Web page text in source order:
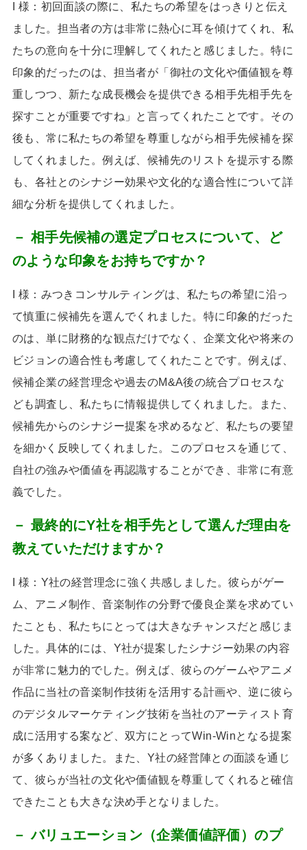
I 様：初回面談の際に、私たちの希望をはっきりと伝え
ました。担当者の方は非常に熱心に耳を傾けてくれ、私
たちの意向を十分に理解してくれたと感じました。特に
印象的だったのは、担当者が「御社の文化や価値観を尊
重しつつ、新たな成長機会を提供できる相手先相手先を
探すことが重要ですね」と言ってくれたことです。その
後も、常に私たちの希望を尊重しながら相手先候補を探
してくれました。例えば、候補先のリストを提示する際
も、各社とのシナジー効果や文化的な適合性について詳
細な分析を提供してくれました。
－ 相手先候補の選定プロセスについて、ど
のような印象をお持ちですか？
I 様：みつきコンサルティングは、私たちの希望に沿っ
て慎重に候補先を選んでくれました。特に印象的だった
のは、単に財務的な観点だけでなく、企業文化や将来の
ビジョンの適合性も考慮してくれたことです。例えば、
候補企業の経営理念や過去のM&A後の統合プロセスな
ども調査し、私たちに情報提供してくれました。また、
候補先からのシナジー提案を求めるなど、私たちの要望
を細かく反映してくれました。このプロセスを通じて、
自社の強みや価値を再認識することができ、非常に有意
義でした。
－ 最終的にY社を相手先として選んだ理由を
教えていただけますか？
I 様：Y社の経営理念に強く共感しました。彼らがゲー
ム、アニメ制作、音楽制作の分野で優良企業を求めてい
たことも、私たちにとっては大きなチャンスだと感じま
した。具体的には、 Y社が提案したシナジー効果の内容
が非常に魅力的でした。例えば、彼らのゲームやアニメ
作品に当社の音楽制作技術を活用する計画や、逆に彼ら
のデジタルマーケティング技術を当社のアーティスト育
成に活用する案など、双方にとってWin-Winとなる提案
が多くありました。また、 Y社の経営陣との面談を通じ
て、彼らが当社の文化や価値観を尊重してくれると確信
できたことも大きな決め手となりました。
－ バリュエーション（企業価値評価）のプ